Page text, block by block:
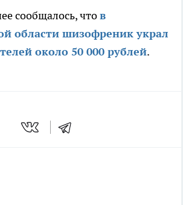
сообщалось, чтов
области шизофреникукрал
около 50 000 рублей.